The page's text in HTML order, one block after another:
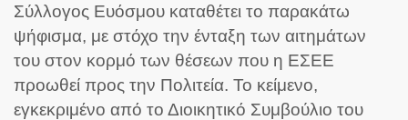
Σύλλογος Ευόσμου καταθέτει το παρακάτω
ψήφισμα, με στόχο την ένταξη των αιτημάτων
του στον κορμό των θέσεων που η ΕΣΕΕ
προωθεί προς την Πολιτεία. Το κείμενο,
εγκεκριμένο από το Διοικητικό Συμβούλιο του